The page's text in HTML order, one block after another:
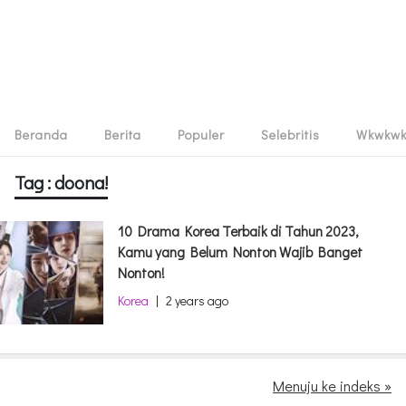
Beranda Berita Populer Selebritis Wkwkwk
Tag : doona!
10 Drama Korea Terbaik di Tahun 2023,
Kamu yang Belum Nonton Wajib Banget
Nonton!
Korea | 2 years ago
Remix “Dracula” Jennie dan Tame Impala